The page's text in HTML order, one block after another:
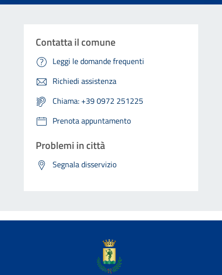
Contatta il comune
Leggi le domande frequenti
Richiedi assistenza
Chiama: +39 0972 251225
Prenota appuntamento
Problemi in città
Segnala disservizio